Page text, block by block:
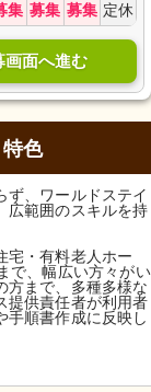
集 募集 募集 定休
画面へ進む
色
ず、ワールドステイ
広範囲のスキルを持
宅・有料老人ホー
で、幅広い方々がい
方まで、多種多様な
提供責任者が利用者
手順書作成に反映し